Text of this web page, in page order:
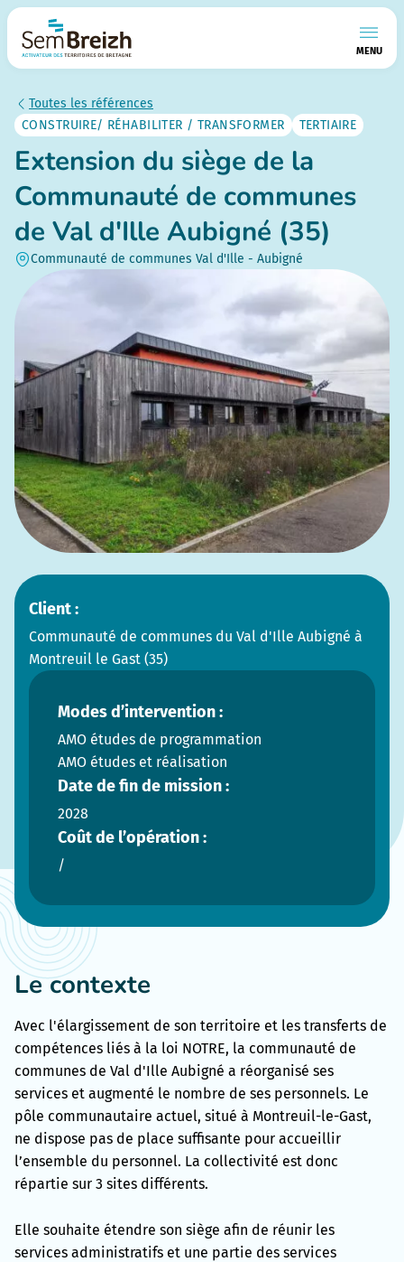
MENU
Toutes les références
CONSTRUIRE/ RÉHABILITER / TRANSFORMER
TERTIAIRE
Extension du siège de la
Communauté de communes
de Val d'Ille Aubigné (35)
Communauté de communes Val d'Ille - Aubigné
Client :
Communauté de communes du Val d'Ille Aubigné à
Montreuil le Gast (35)
Modes d’intervention :
AMO études de programmation
AMO études et réalisation
Date de fin de mission :
2028
Coût de l’opération :
/
Le contexte
Avec l'élargissement de son territoire et les transferts de
compétences liés à la loi NOTRE, la communauté de
communes de Val d'Ille Aubigné a réorganisé ses
services et augmenté le nombre de ses personnels. Le
pôle communautaire actuel, situé à Montreuil-le-Gast,
ne dispose pas de place suffisante pour accueillir
l’ensemble du personnel. La collectivité est donc
répartie sur 3 sites différents.
Elle souhaite étendre son siège afin de réunir les
services administratifs et une partie des services